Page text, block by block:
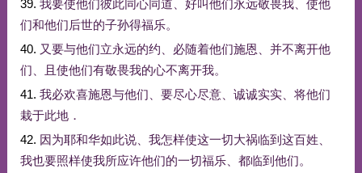
39. 我要使他们彼此同心同道 好叫他们永远敬畏我、 使他
们和他们后世的子孙得福乐。
40. 又要与他们立永远的约 必随着他们施恩 并不离开他
们
且 使他们有敬畏我的心不离开我。
41. 我必欢喜施恩与他们 要尽心尽意、 诚诚实实、 将他们
栽于此地．
42. 因为耶和华如此说、 我怎样使这一切大祸临到 这百姓
我也要照样使我所应许他们的一切福乐、 都临到 他们。